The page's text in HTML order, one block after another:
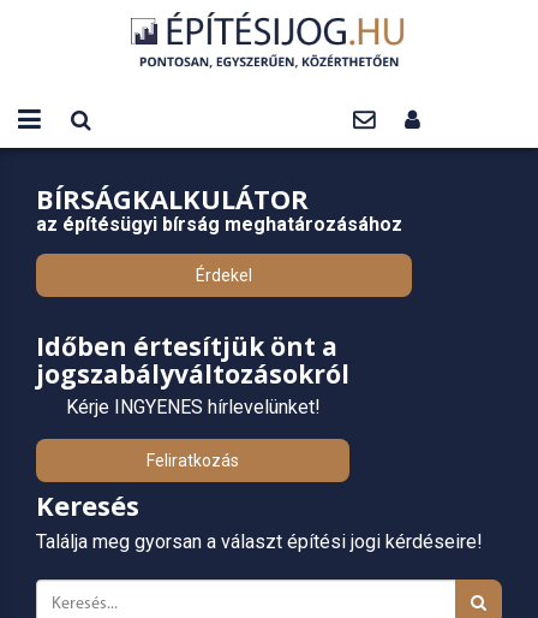
BÍRSÁGKALKULÁTOR
az építésügyi bírság meghatározásához
Érdekel
Időben értesítjük önt a
jogszabályváltozásokról
Kérje INGYENES hírlevelünket!
Feliratkozás
Keresés
Találja meg gyorsan a választ építési jogi kérdéseire!